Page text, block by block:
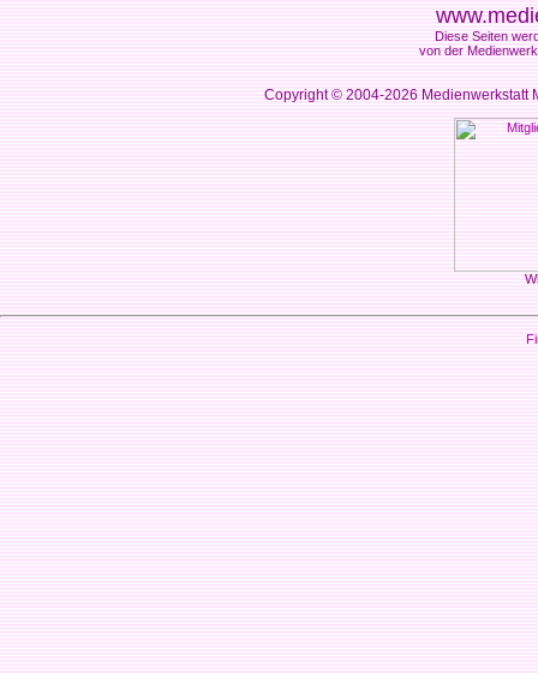
Diese Seiten
von der
Copyright © 2004-2026Medienwerkstatt